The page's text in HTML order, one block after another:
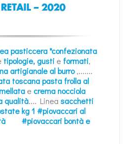
– 2020
pasticcera "confezionata
tipologie, gusti e formati,
artigianale al burro,.......
toscana pasta frolla al
ecrema nocciola
qualità.... Linea sacchetti
kg 1 #piovaccari al
#piovaccari bontà e